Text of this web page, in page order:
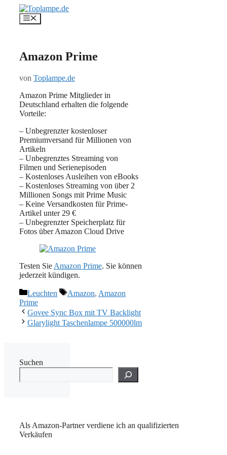
Inhalt
springen
Menü
Amazon Prime
von Toplampe.de
Amazon Prime Mitglieder in
Deutschland erhalten die folgende
Vorteile:
– Unbegrenzter kostenloser
Premiumversand für Millionen von
Artikeln
– Unbegrenztes Streaming von
Filmen und Serienepisoden
– Kostenloses Ausleihen von eBooks
– Kostenloses Streaming von über 2
Millionen Songs mit Prime Music
– Keine Versandkosten für Prime-
Artikel unter 29 €
– Unbegrenzter Speicherplatz für
Fotos über Amazon Cloud Drive
Testen Sie Amazon Prime. Sie können
jederzeit kündigen.
Kategorien
Leuchten Schlagwörter
Amazon, Amazon
Prime
Govee Sync Box mit TV Backlight
Glarylight Taschenlampe 500000lm
Suchen
Als Amazon-Partner verdiene ich an qualifizierten
Verkäufen